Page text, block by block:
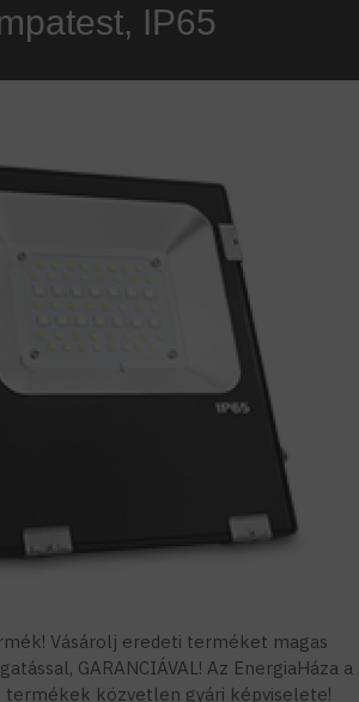
IP65
Vásárolj eredeti terméket magas
GARANCIÁVAL! Az EnergiaHáza a
termékek közvetlen gyári képviselete!